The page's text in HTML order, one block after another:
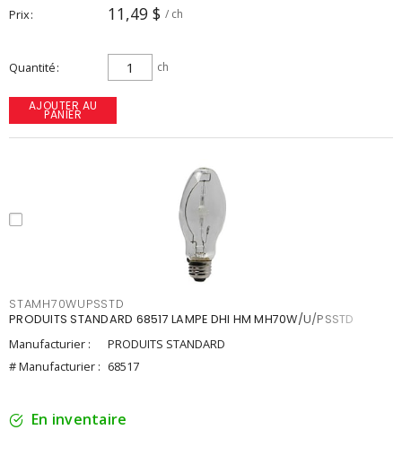
Prix 11,49 $ / ch
Quantité ch
AJOUTER AU
PANIER
STAMH70WUPSSTD
PRODUITS STANDARD 68517 LAMPE DHI HM MH70W/U/PSSTD
Manufacturier :
PRODUITS STANDARD
# Manufacturier : 68517
En inventaire